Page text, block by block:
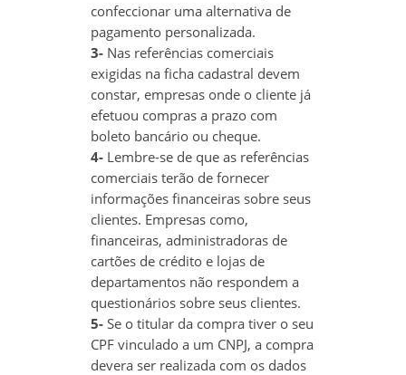
confeccionar uma alternativa de
pagamento personalizada.
3- Nas referências comerciais
exigidas na ficha cadastral devem
constar, empresas onde o cliente já
efetuou compras a prazo com
boleto bancário ou cheque.
4- Lembre-se de que as referências
comerciais terão de fornecer
informações financeiras sobre seus
clientes. Empresas como,
financeiras, administradoras de
cartões de crédito e lojas de
departamentos não respondem a
questionários sobre seus clientes.
5- Se o titular da compra tiver o seu
CPF vinculado a um CNPJ, a compra
devera ser realizada com os dados